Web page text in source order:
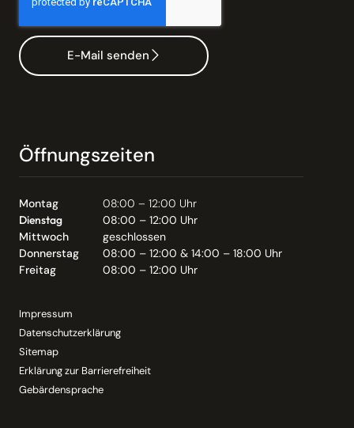
E-Mail senden
Öffnungszeiten
Montag
08:00 – 12:00 Uhr
Dienstag
08:00 – 12:00 Uhr
Mittwoch
geschlossen
Donnerstag
08:00 – 12:00 & 14:00 – 18:00 Uhr
Freitag
08:00 – 12:00 Uhr
Impressum
Datenschutzerklärung
Sitemap
Erklärung zur Barrierefreiheit
Gebärdensprache